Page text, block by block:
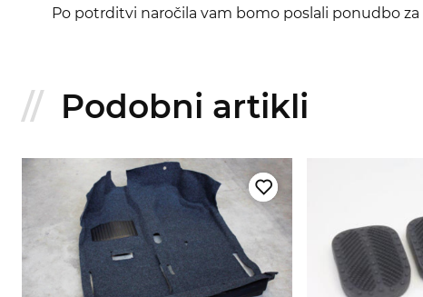
Po potrditvi naročila vam bomo poslali ponudbo
Podobni artikli